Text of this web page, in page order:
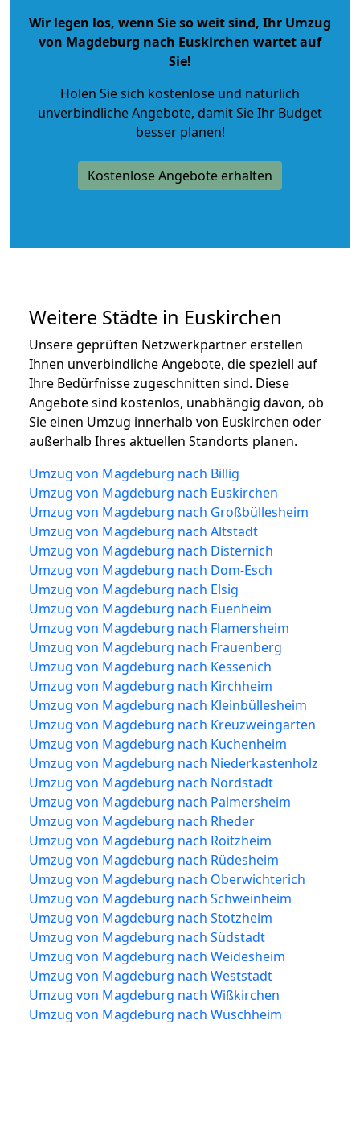
Wir legen los, wenn Sie so weit sind, Ihr Umzug
von Magdeburg nach Euskirchen wartet auf
Sie!
Holen Sie sich kostenlose und natürlich
unverbindliche Angebote, damit Sie Ihr Budget
besser planen!
Kostenlose Angebote erhalten
Weitere Städte in Euskirchen
Unsere geprüften Netzwerkpartner erstellen
Ihnen unverbindliche Angebote, die speziell auf
Ihre Bedürfnisse zugeschnitten sind. Diese
Angebote sind kostenlos, unabhängig davon, ob
Sie einen Umzug innerhalb von Euskirchen oder
außerhalb Ihres aktuellen Standorts planen.
Umzug von Magdeburg nach Billig
Umzug von Magdeburg nach Euskirchen
Umzug von Magdeburg nach Großbüllesheim
Umzug von Magdeburg nach Altstadt
Umzug von Magdeburg nach Disternich
Umzug von Magdeburg nach Dom-Esch
Umzug von Magdeburg nach Elsig
Umzug von Magdeburg nach Euenheim
Umzug von Magdeburg nach Flamersheim
Umzug von Magdeburg nach Frauenberg
Umzug von Magdeburg nach Kessenich
Umzug von Magdeburg nach Kirchheim
Umzug von Magdeburg nach Kleinbüllesheim
Umzug von Magdeburg nach Kreuzweingarten
Umzug von Magdeburg nach Kuchenheim
Umzug von Magdeburg nach Niederkastenholz
Umzug von Magdeburg nach Nordstadt
Umzug von Magdeburg nach Palmersheim
Umzug von Magdeburg nach Rheder
Umzug von Magdeburg nach Roitzheim
Umzug von Magdeburg nach Rüdesheim
Umzug von Magdeburg nach Oberwichterich
Umzug von Magdeburg nach Schweinheim
Umzug von Magdeburg nach Stotzheim
Umzug von Magdeburg nach Südstadt
Umzug von Magdeburg nach Weidesheim
Umzug von Magdeburg nach Weststadt
Umzug von Magdeburg nach Wißkirchen
Umzug von Magdeburg nach Wüschheim